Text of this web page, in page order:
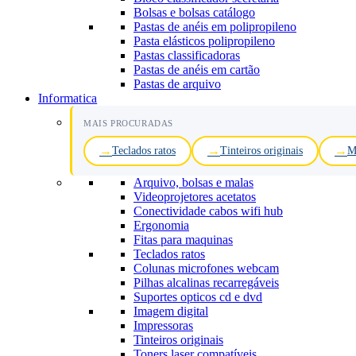
Bolsas e bolsas catálogo
Pastas de anéis em polipropileno
Pasta elásticos polipropileno
Pastas classificadoras
Pastas de anéis em cartão
Pastas de arquivo
Informatica
MAIS PROCURADAS
Teclados ratos Tinteiros originais
Arquivo, bolsas e malas
Videoprojetores acetatos
Conectividade cabos wifi hub
Ergonomia
Fitas para maquinas
Teclados ratos
Colunas microfones webcam
Pilhas alcalinas recarregáveis
Suportes opticos cd e dvd
Imagem digital
Impressoras
Tinteiros originais